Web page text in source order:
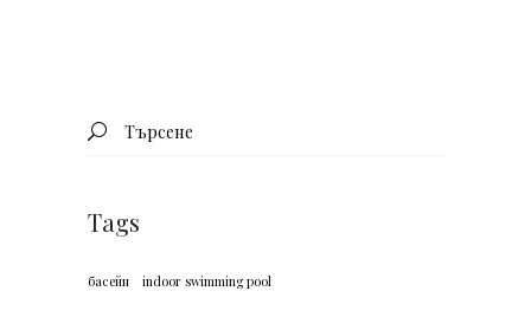
Search
for:
Tags
басейн indoor swimming pool